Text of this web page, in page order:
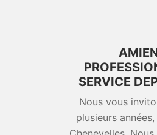
SERVICE
Nous vous
plusieurs